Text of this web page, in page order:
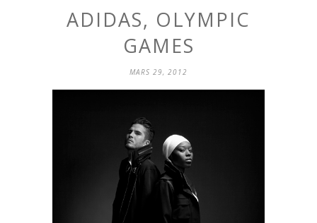
ADIDAS, OLYMPIC
GAMES
MARS 29, 2012